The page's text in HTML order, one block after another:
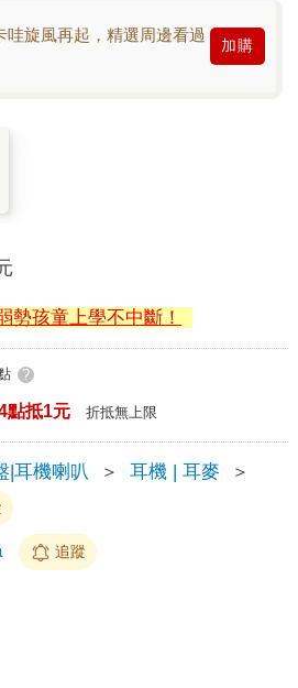
旋風再起，精選周邊看過
加購
勢孩童上學不中斷！
?
點抵1元 折抵無上限
|耳機喇叭 ＞ 耳機 | 耳麥
＞
追蹤